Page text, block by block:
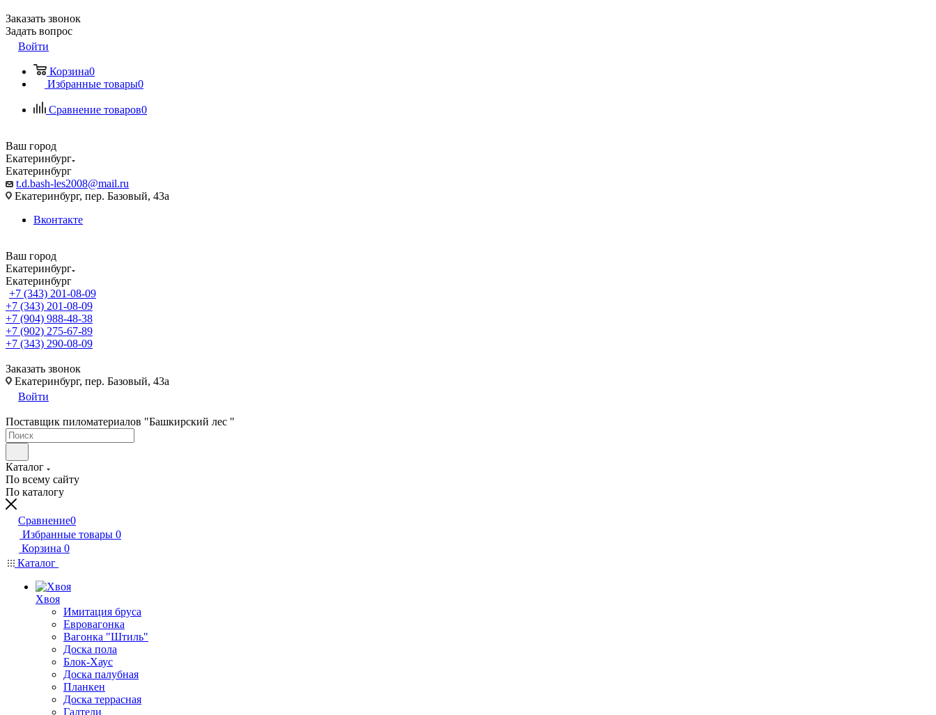
Заказать звонок
Задать вопрос
Войти
Корзина0
Избранные товары0
Сравнение товаров0
Ваш город
Екатеринбург
Екатеринбург
t.d.bash-les2008@mail.ru
Екатеринбург, пер. Базовый, 43а
Вконтакте
Ваш город
Екатеринбург
Екатеринбург
+7 (343) 201-08-09
+7 (343) 201-08-09
+7 (904) 988-48-38
+7 (902) 275-67-89
+7 (343) 290-08-09
Заказать звонок
Екатеринбург, пер. Базовый, 43а
Войти
Поставщик пиломатериалов "Башкирский лес "
Каталог
По всему сайту
По каталогу
Сравнение0
Избранные товары 0
Корзина 0
Каталог
Хвоя
Имитация бруса
Евровагонка
Вагонка "Штиль"
Доска пола
Блок-Хаус
Доска палубная
Планкен
Доска террасная
Галтели